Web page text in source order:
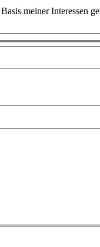
meiner Interessen